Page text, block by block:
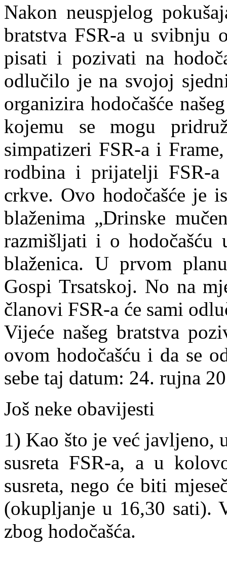
Nakon neuspjelog
bratstva FSR-a u svibnju
pisati i pozivati na
odlučilo je na svojoj
organizira hodočašće
kojemu se mogu
simpatizeri FSR-a i
rodbina i prijatelji FSR-
crkve. Ovo hodočašće je
blaženima „Drinske
razmišljati i o hodočašću
blaženica. U prvom
Gospi Trsatskoj. No na
članovi FSR-a će sami
Vijeće našeg bratstva
ovom hodočašću i da se
sebe taj datum: 24. rujna
Još neke obavijesti
1) Kao što je već javljeno,
susreta FSR-a, a u
susreta, nego će biti
(okupljanje u 16,30 sati).
zbog hodočašća.